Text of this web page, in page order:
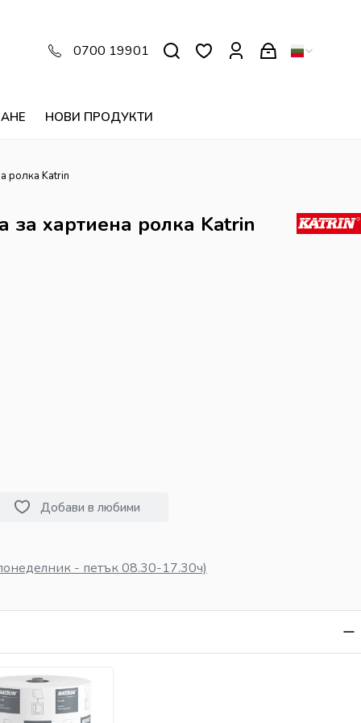
НОВИ ПРОДУКТИ
0700 19901
ролка Katrin
за хартиена ролка Katrin
Добави в любими
- петък 08.30-17.30ч)